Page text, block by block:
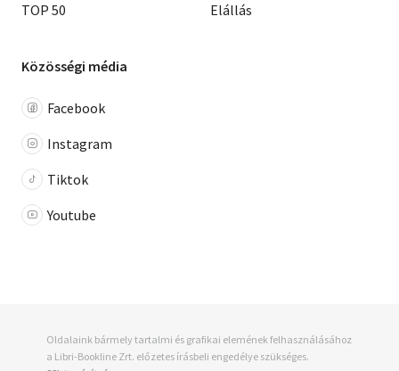
TOP 50
Elállás
Közösségi média
Facebook
Instagram
Tiktok
Youtube
Oldalaink bármely tartalmi és grafikai elemének felhasználásához
a Libri-Bookline Zrt. előzetes írásbeli engedélye szükséges.